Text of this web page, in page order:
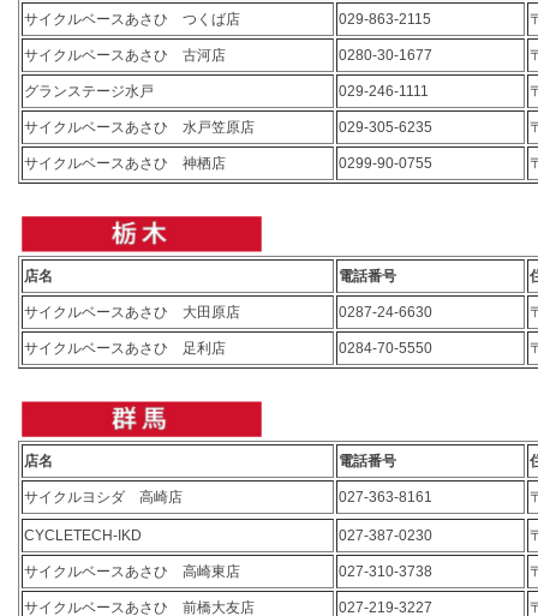
サイクルベースあさひ つくば店 029-863-2115
サイクルベースあさひ 古河店 0280-30-1677
グランステージ水戸 029-246-1111
サイクルベースあさひ 水戸笠原店 029-305-6235
サイクルベースあさひ 神栖店 0299-90-0755
店名 電話番号
サイクルベースあさひ 大田原店 0287-24-6630
サイクルベースあさひ 足利店 0284-70-5550
店名 電話番号
サイクルヨシダ 高崎店 027-363-8161
CYCLETECH-IKD 027-387-0230
サイクルベースあさひ 高崎東店 027-310-3738
サイクルベースあさひ 前橋大友店 027-219-3227